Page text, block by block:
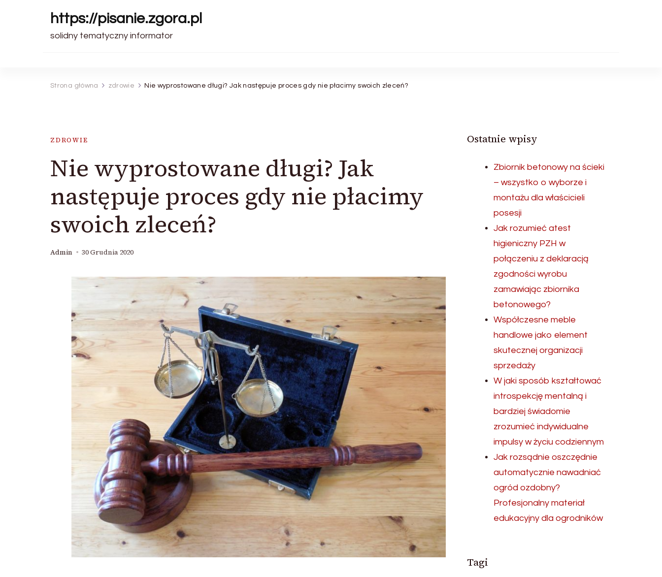
https://pisanie.zgora.pl
solidny tematyczny informator
Strona główna zdrowie Nie wyprostowane długi? Jak następuje proces gdy nie płacimy swoich zleceń?
ZDROWIE
Nie wyprostowane długi? Jak
następuje proces gdy nie płacimy
swoich zleceń?
Admin 30 Grudnia 2020
Ostatnie wpisy
Zbiornik betonowy na ścieki
– wszystko o wyborze i
montażu dla właścicieli
posesji
Jak rozumieć atest
higieniczny PZH w
połączeniu z deklaracją
zgodności wyrobu
zamawiając zbiornika
betonowego?
Współczesne meble
handlowe jako element
skutecznej organizacji
sprzedaży
W jaki sposób kształtować
introspekcję mentalną i
bardziej świadomie
zrozumieć indywidualne
impulsy w życiu codziennym
Jak rozsądnie oszczędnie
automatycznie nawadniać
ogród ozdobny?
Profesjonalny materiał
edukacyjny dla ogrodników
Tagi